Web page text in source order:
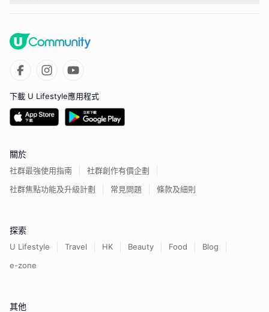
下載 U Lifestyle應用程式
關於
社群最強使用指南
社群創作有價企劃
社群焦點功能及升級計劃
常見問題 條款及細則
探索
U Lifestyle Travel HK Beauty Food
Blog
e-zone
其他